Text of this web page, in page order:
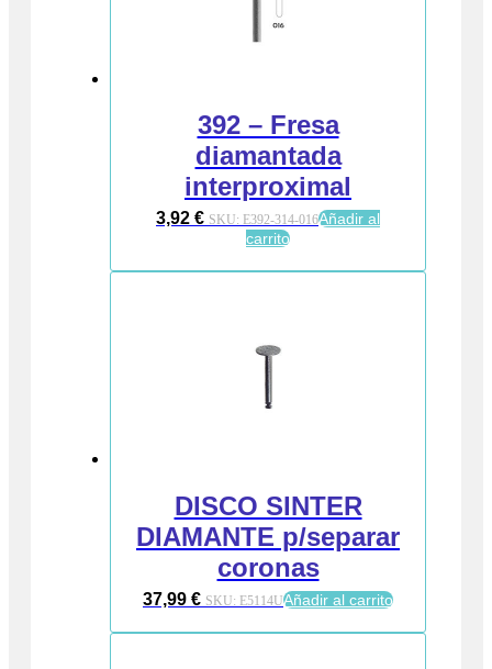
392 – Fresa
diamantada
interproximal
3,92 € SKU: E392-314-016Añadir al
carrito
DISCO SINTER
DIAMANTE p/separar
coronas
37,99 € SKU: E5114UAñadir al carrito